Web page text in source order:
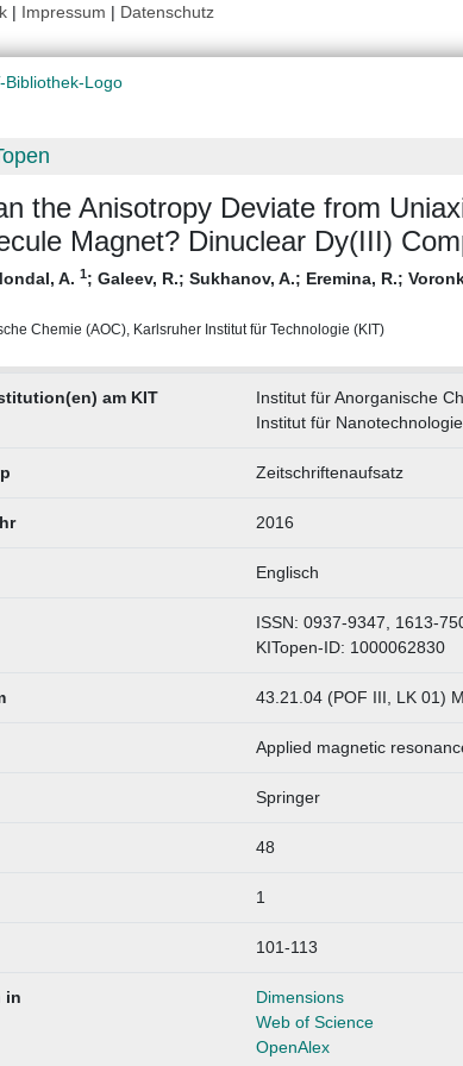
| Impressum | Datenschutz
the Anisotropy Deviate from
Magnet? Dinuclear Dy(III)
A. 1; Galeev, R.; Sukhanov, A.; Eremina, R.;
Chemie (AOC), Karlsruher Institut für Technologie (KIT)
am KIT
Institut für Anorganische
Institut für
Zeitschriftenaufsatz
2016
Englisch
ISSN: 0937-9347, 1613-
KITopen-ID: 1000062830
43.21.04 (POF III, LK 01)
Applied magnetic
Springer
48
1
101-113
in
Dimensions
Web of Science
OpenAlex